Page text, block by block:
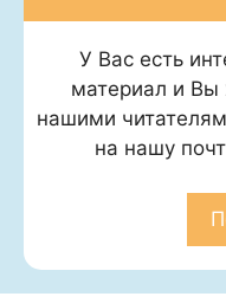
У Вас есть
материал и Вы
нашими
на нашу